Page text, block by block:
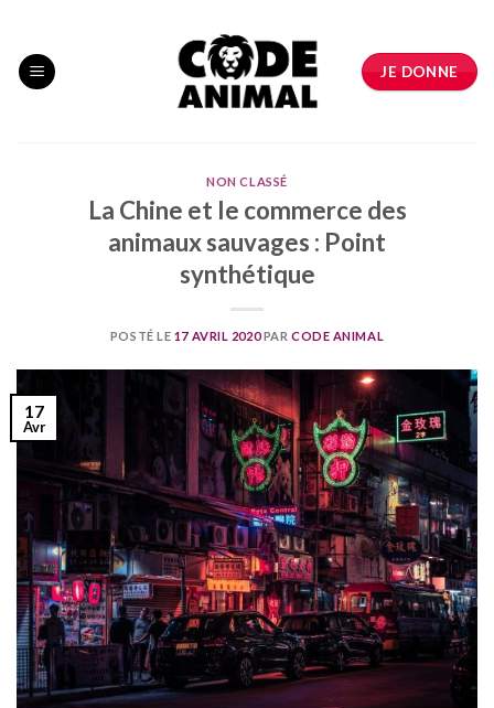
content
JE DONNE
NON CLASSÉ
La Chine et le commerce des
animaux sauvages : Point
synthétique
POSTÉ LE 17 AVRIL 2020PAR CODE ANIMAL
17
Avr